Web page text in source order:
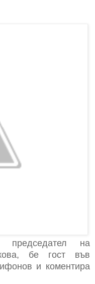
председател на
бе гост във
и коментира